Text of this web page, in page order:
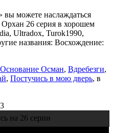
можете наслаждаться
26 серия в хорошем
Ultradox, Turok1990,
названия: Восхождение:
Основание Осман, Вдребезги,
, Постучись в мою дверь, в
на 26 серии